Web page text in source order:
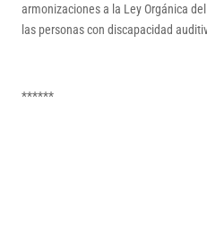
armonizaciones a la Ley Orgánica
las personas con discapacidad
******